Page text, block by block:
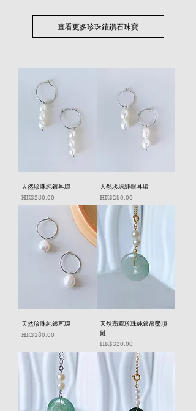
查看更多珍珠鑲鑽石珠寶
天然珍珠純銀耳環
價格
HK$280.00
天然珍珠純銀耳環
價格
HK$280.00
天然珍珠純銀耳環
價格
HK$180.00
天然翡翠珍珠純銀吊墜項
鏈
價格
HK$320.00